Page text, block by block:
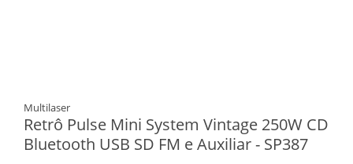
Multilaser
Retrô Pulse Mini System Vintage 250W CD
Bluetooth USB SD FM e Auxiliar - SP387